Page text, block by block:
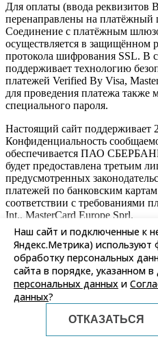
Для оплаты (ввода реквизитов
перенаправлены на
Соединение с платёжным
осуществляется в защищённом
протокола шифрования SSL. В
поддерживает технологию
платежей Verified By Visa,
для проведения платежа также
специального пароля.
Настоящий сайт поддерживает
Конфиденциальность
обеспечивается ПАО
будет предоставлена третьим
предусмотренных
платежей по банковским
соответствии с требованиями
Int., MasterCard Europe Sprl.
Более подробную информацию
узнать у наших менеджеров по
Написать
Оценка:
1
2
Наш сайт и подключенные к
Яндекс.Метрика)
обработку персональных
сайта в порядке, указанном в
персональных данных и
данных?
ОТКАЗАТЬСЯ